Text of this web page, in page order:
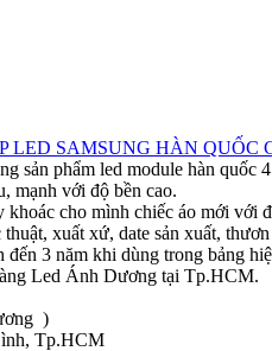
LED SAMSUNG HÀN QUỐC
sản phẩm led module hàn quốc
mạnh với độ bền cao.
cho mình chiếc áo mới với
xuất xứ, date sản xuất,
3 năm khi dùng trong bảng
Led Ánh Dương tại Tp.HCM.
)
Tp.HCM